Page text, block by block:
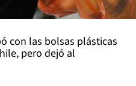
con las bolsas plásticas
pero dejó al